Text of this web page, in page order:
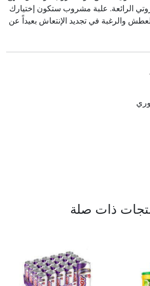
الرائعة. علبة مشروب ستكون إختيارك
والرغبة في تجديد الإنتعاش بعيداً عن
ذات صلة